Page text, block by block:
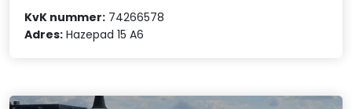
KvK nummer: 74266578
Adres: Hazepad 15 A6